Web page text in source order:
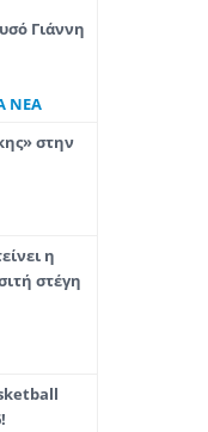
Γιάννη
ΝΕΑ
στην
η
στέγη